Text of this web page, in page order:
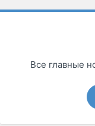
Все главные